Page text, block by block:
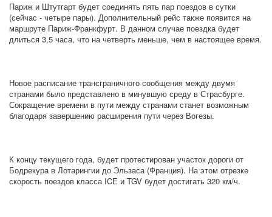
Париж и Штутгарт будет соединять пять пар поездов в сутки
(сейчас - четыре пары). Дополнительный рейс также появится на
маршруте Париж-Франкфурт. В данном случае поездка будет
длиться 3,5 часа, что на четверть меньше, чем в настоящее время.
Новое расписание трансграничного сообщения между двумя
странами было представлено в минувшую среду в Страсбурге.
Сокращение времени в пути между странами станет возможным
благодаря завершению расширения пути через Вогезы.
К концу текущего года, будет протестирован участок дороги от
Бодрекура в Лотарингии до Эльзаса (Франция). На этом отрезке
скорость поездов класса ICE и TGV будет достигать 320 км/ч.